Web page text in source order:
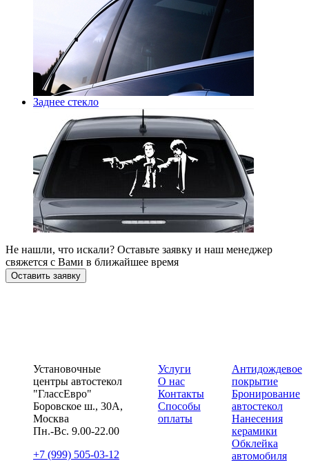
Заднее стекло
Не нашли, что искали? Оставьте заявку и наш менеджер
свяжется с Вами в ближайшее время
Оставить заявку
Установочные
центры автостекол
"ГлассЕвро"
Боровское ш., 30А,
Москва
Пн.-Вс. 9.00-22.00
+7 (999) 505-03-12
Услуги
О нас
Контакты
Способы
оплаты
Антидождевое
покрытие
Бронирование
автостекол
Нанесения
керамики
Обклейка
автомобиля